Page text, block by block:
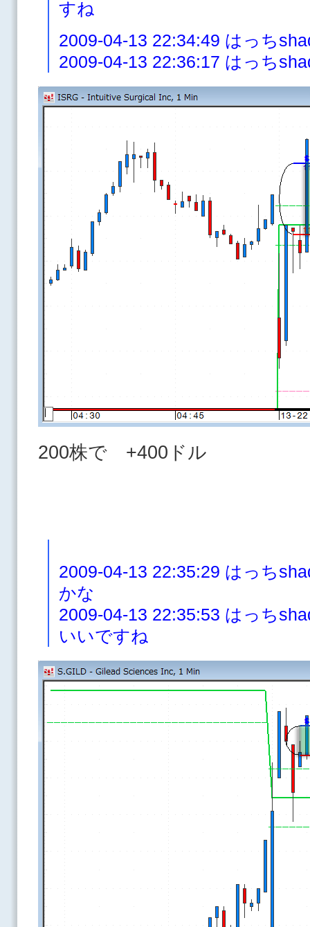
すね
2009-04-13 22:34:49 はっち
2009-04-13 22:36:17 はっち
200株で +400ドル
2009-04-13 22:35:29 はっち
かな
2009-04-13 22:35:53 はっち
いいですね